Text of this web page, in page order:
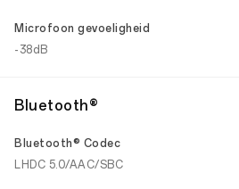
Microfoon gevoeligheid
-38dB
Bluetooth®
Bluetooth® Codec
LHDC 5.0/AAC/SBC